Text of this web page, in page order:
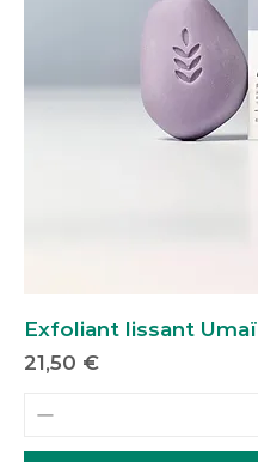
Exfoliant lissant Umaï
Prix
21,50 €